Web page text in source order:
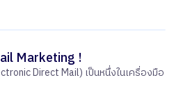
Marketing !
Direct Mail) เป็นหนึ่งในเครื่องมือ